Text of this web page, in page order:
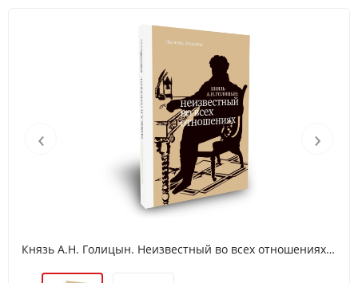
Князь А.Н. Голицын. Неизвестный во всех отношениях. (поступит в продажу в конце мая!)
‹ ›